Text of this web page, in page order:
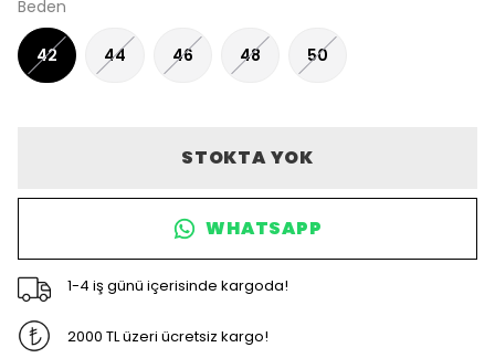
Beden
42 44 46 48 50
STOKTA YOK
WHATSAPP
1-4 iş günü içerisinde kargoda!
2000 TL üzeri ücretsiz kargo!